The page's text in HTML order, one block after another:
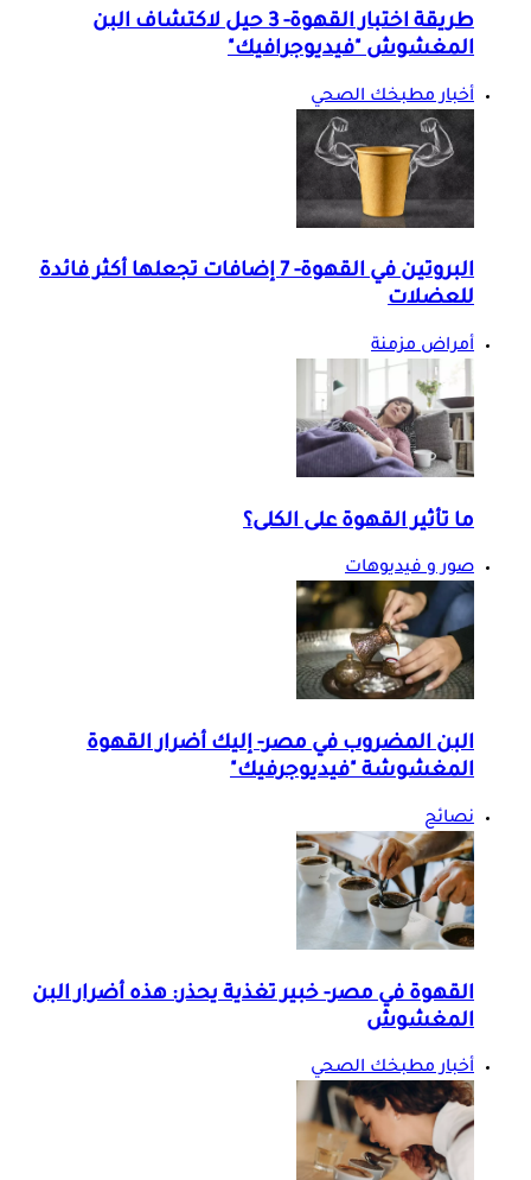
طريقة اختبار القهوة- 3 حيل لاكتشاف البن
المغشوش "فيديوجرافيك"
أخبار مطبخك الصحي
البروتين في القهوة- 7 إضافات تجعلها أكثر فائدة
للعضلات
أمراض مزمنة
ما تأثير القهوة على الكلى؟
صور و فيديوهات
البن المضروب في مصر- إليك أضرار القهوة
المغشوشة "فيديوجرفيك"
نصائح
القهوة في مصر- خبير تغذية يحذر: هذه أضرار البن
المغشوش
أخبار مطبخك الصحي